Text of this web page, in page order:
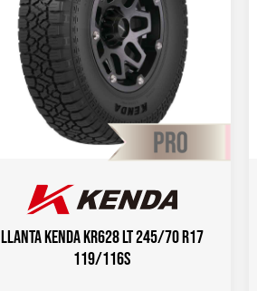
Llanta KENDA KR628 LT 245/70 R17
119/116S